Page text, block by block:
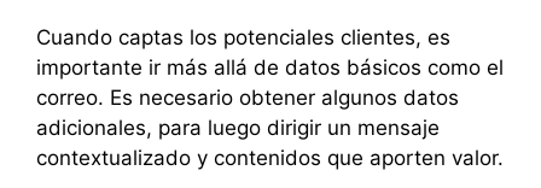
Cuando captas los potenciales clientes, es
importante ir más allá de datos básicos como el
correo. Es necesario obtener algunos datos
adicionales, para luego dirigir un mensaje
contextualizado y contenidos que aporten valor.